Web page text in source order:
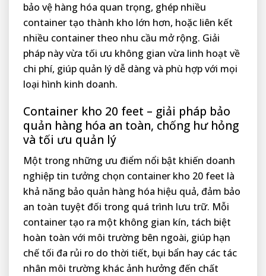
bảo vệ hàng hóa quan trọng, ghép nhiều
container tạo thành kho lớn hơn, hoặc liên kết
nhiều container theo nhu cầu mở rộng. Giải
pháp này vừa tối ưu không gian vừa linh hoạt về
chi phí, giúp quản lý dễ dàng và phù hợp với mọi
loại hình kinh doanh.
Container kho 20 feet – giải pháp bảo
quản hàng hóa an toàn, chống hư hỏng
và tối ưu quản lý
Một trong những ưu điểm nổi bật khiến doanh
nghiệp tin tưởng chọn container kho 20 feet là
khả năng bảo quản hàng hóa hiệu quả, đảm bảo
an toàn tuyệt đối trong quá trình lưu trữ. Mỗi
container tạo ra một không gian kín, tách biệt
hoàn toàn với môi trường bên ngoài, giúp hạn
chế tối đa rủi ro do thời tiết, bụi bẩn hay các tác
nhân môi trường khác ảnh hưởng đến chất